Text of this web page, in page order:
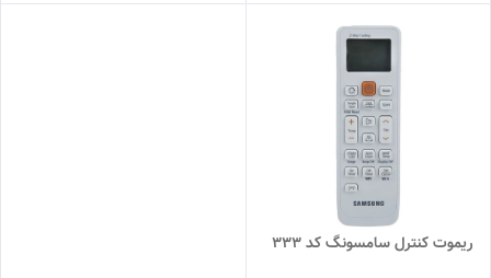
ریموت کنترل سامسونگ کد 333